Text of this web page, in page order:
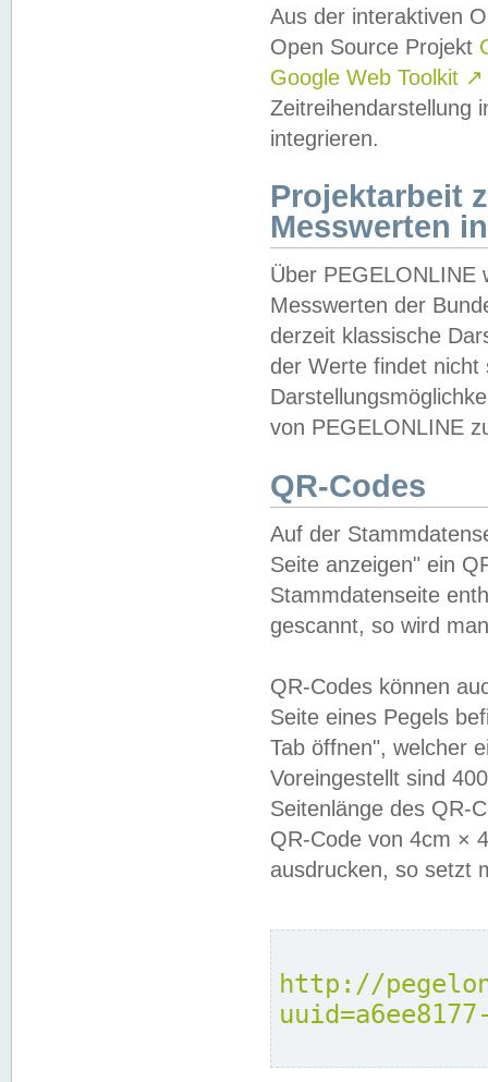
Aus der interaktiven
Open Source Projekt
Google Web Toolkit ↗
Zeitreihendarstellung
integrieren.
Projektarbeit
Messwerten
Über PEGELONLINE
Messwerten der
derzeit klassische
der Werte findet
von PEGELONLINE
QR-Codes
Auf der
Seite anzeigen" ein
Stammdatenseite
gescannt, so wird
QR-Codes können
Seite eines Pegels
Tab öffnen", welcher
Voreingestellt sind
Seitenlänge des QR-
QR-Code von 4cm ×
ausdrucken, so setzt
http://